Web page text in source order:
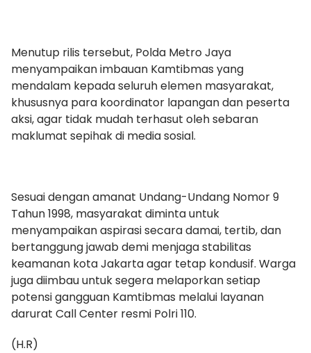
Menutup rilis tersebut, Polda Metro Jaya
menyampaikan imbauan Kamtibmas yang
mendalam kepada seluruh elemen masyarakat,
khususnya para koordinator lapangan dan peserta
aksi, agar tidak mudah terhasut oleh sebaran
maklumat sepihak di media sosial.
Sesuai dengan amanat Undang-Undang Nomor 9
Tahun 1998, masyarakat diminta untuk
menyampaikan aspirasi secara damai, tertib, dan
bertanggung jawab demi menjaga stabilitas
keamanan kota Jakarta agar tetap kondusif. Warga
juga diimbau untuk segera melaporkan setiap
potensi gangguan Kamtibmas melalui layanan
darurat Call Center resmi Polri 110.
(H.R)